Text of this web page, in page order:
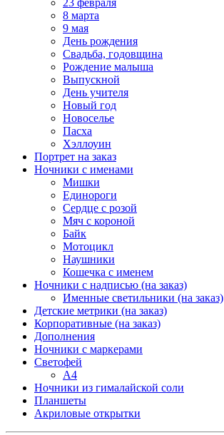
8 марта
9 мая
День рождения
Свадьба, годовщина
Рождение малыша
Выпускной
День учителя
Новый год
Новоселье
Пасха
Хэллоуин
Портрет на заказ
Ночники с именами
Мишки
Единороги
Сердце с розой
Мяч с короной
Байк
Мотоцикл
Наушники
Кошечка с именем
Ночники с надписью (на заказ)
Именные светильники (на заказ)
Детские метрики (на заказ)
Корпоративные (на заказ)
Дополнения
Ночники с маркерами
Светофей
А4
Ночники из гималайской соли
Планшеты
Акриловые открытки